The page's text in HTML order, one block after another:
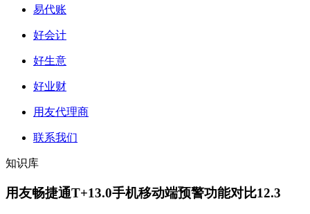
易代账
好会计
好生意
好业财
用友代理商
联系我们
知识库
用友畅捷通T+13.0手机移动端预警功能对比12.3